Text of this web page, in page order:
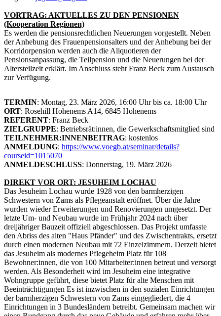
VORTRAG: AKTUELLES ZU DEN PENSIONEN
(Kooperation Regionen)
Es werden die pensionsrechtlichen Neuerungen vorgestellt. Neben
der Anhebung des Frauenpensionsalters und der Anhebung bei der
Korridorpension werden auch die Aliquotieren der
Pensionsanpassung, die Teilpension und die Neuerungen bei der
Altersteilzeit erklärt. Im Anschluss steht Franz Beck zum Austausch
zur Verfügung.
TERMIN: Montag, 23. März 2026, 16:00 Uhr bis ca. 18:00 Uhr
ORT: Rosehill Hohenems A14, 6845 Hohenems
REFERENT: Franz Beck
ZIELGRUPPE: Betriebsrät:innen, die Gewerkschaftsmitglied sind
TEILNEHMER:INNENBEITRAG: kostenlos
ANMELDUNG: https://www.voegb.at/seminar/details?
courseid=1015070
ANMELDESCHLUSS: Donnerstag, 19. März 2026
DIREKT VOR ORT: JESUHEIM LOCHAU
Das Jesuheim Lochau wurde 1928 von den barmherzigen
Schwestern von Zams als Pflegeanstalt eröffnet. Über die Jahre
wurden wieder Erweiterungen und Renovierungen umgesetzt. Der
letzte Um- und Neubau wurde im Frühjahr 2024 nach über
dreijähriger Bauzeit offiziell abgeschlossen. Das Projekt umfasste
den Abriss des alten "Haus Pfänder" und des Zwischentrakts, ersetzt
durch einen modernen Neubau mit 72 Einzelzimmern. Derzeit bietet
das Jesuheim als modernes Pflegeheim Platz für 108
Bewohner:innen, die von 100 Mitarbeiter:innen betreut und versorgt
werden. Als Besonderheit wird im Jesuheim eine integrative
Wohngruppe geführt, diese bietet Platz für alte Menschen mit
Beeinträchtigungen Es ist inzwischen in den sozialen Einrichtungen
der barmherzigen Schwestern von Zams eingegliedert, die 4
Einrichtungen in 3 Bundesländern betreibt. Gemeinsam machen wir